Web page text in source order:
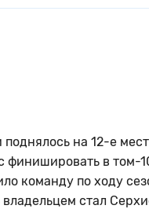
на 12-е
финишировать в том-
команду по ходу
стал